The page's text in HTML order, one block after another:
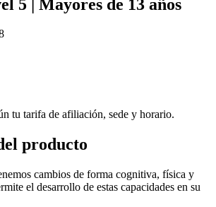
5 | Mayores de 13 años
tu tarifa de afiliación, sede y horario.
producto
cambios de forma cognitiva, física y
el desarrollo de estas capacidades en su